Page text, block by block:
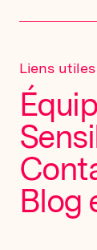
Liens utiles
Blog